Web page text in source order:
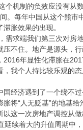
个机制的负效应没有从
。每年中国从这个熊
胀效果的出现。
需求端我们第三次对房
压不住。地产是源头，
年显性化滞胀在
，我个人持比较乐观的
经济遇到了一个绕不
胀将“人无贬基”的地基
这一次房地产调控从
延续着大的升值周期中